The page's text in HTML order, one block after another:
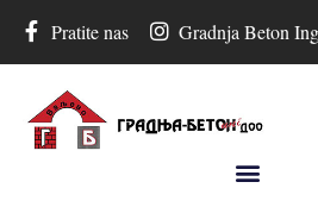
Pratite nas Gradnja Beton Ing